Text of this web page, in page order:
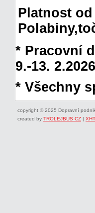
Platnost od
* Pracovní
9.-13.
* Všechny
copyright © 2025 Dopravní
created by TROLEJBUS CZ |